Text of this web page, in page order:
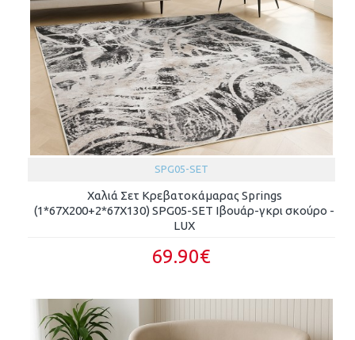
SPG05-SET
Χαλιά Σετ Κρεβατοκάμαρας Springs
(1*67X200+2*67X130) SPG05-SET Ιβουάρ-γκρι σκούρο -
LUX
69.90€